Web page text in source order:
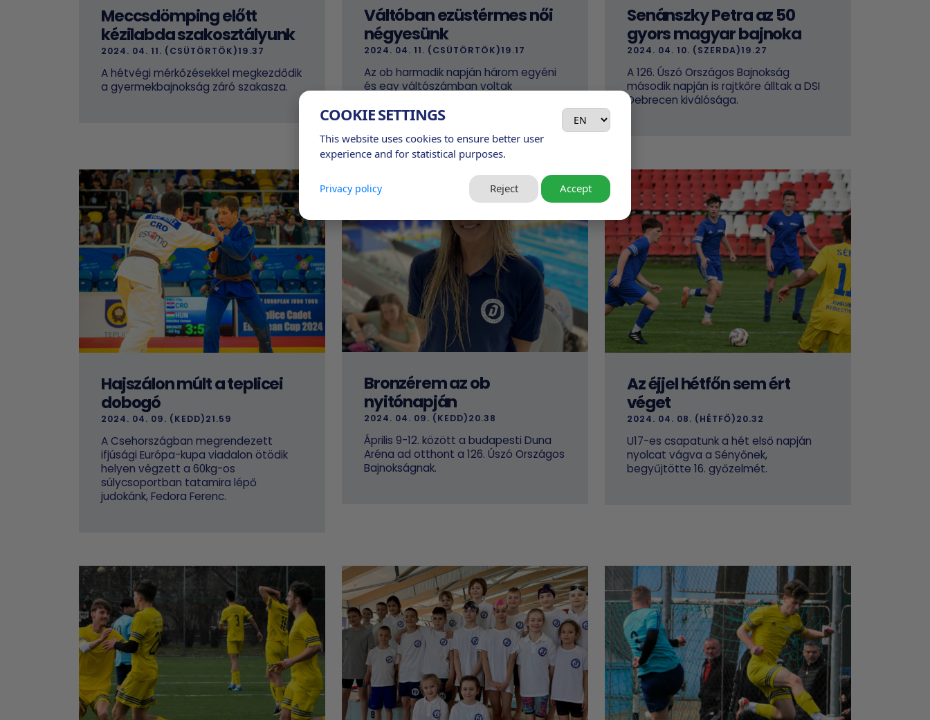
Meccsdömping előtt
kézilabda szakosztályunk
2024. 04. 11. (CSÜTÖRTÖK)19.37
A hétvégi mérkőzésekkel megkezdődik
a gyermekbajnokság záró szakasza.
Váltóban ezüstérmes női
négyesünk
2024. 04. 11. (CSÜTÖRTÖK)19.17
Az ob harmadik napján három egyéni
és egy váltószámban voltak
Senánszky Petra az 50
gyors magyar bajnoka
2024. 04. 10. (SZERDA)19.27
A 126. Úszó Országos Bajnokság
második napján is rajtkőre álltak a DSI
Debrecen kiválósága.
Hajszálon múlt a teplicei
dobogó
2024. 04. 09. (KEDD)21.59
A Csehországban megrendezett
ifjúsági Európa-kupa viadalon ötödik
helyen végzett a 60kg-os
súlycsoportban tatamira lépő
judokánk, Fedora Ferenc.
Bronzérem az ob
nyitónapján
2024. 04. 09. (KEDD)20.38
Április 9-12. között a budapesti Duna
Aréna ad otthont a 126. Úszó Országos
Bajnokságnak.
Az éjjel hétfőn sem ért
véget
2024. 04. 08. (HÉTFŐ)20.32
U17-es csapatunk a hét első napján
nyolcat vágva a Sényőnek,
begyűjtötte 16. győzelmét.
COOKIE SETTINGS
This website uses cookies to ensure better user
experience and for statistical purposes.
Privacy policy Reject Accept